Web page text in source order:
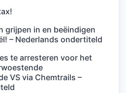
grijpen in en beëindigen
– Nederlands ondertiteld
te arresteren voor het
VS via Chemtrails –